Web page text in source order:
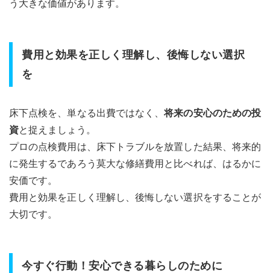
う大きな価値があります。
費用と効果を正しく理解し、後悔しない選択
を
床下点検を、単なる出費ではなく、将来の安心のための投
資と捉えましょう。
プロの点検費用は、床下トラブルを放置した結果、将来的
に発生するであろう莫大な修繕費用と比べれば、はるかに
安価です。
費用と効果を正しく理解し、後悔しない選択をすることが
大切です。
今すぐ行動！安心できる暮らしのために